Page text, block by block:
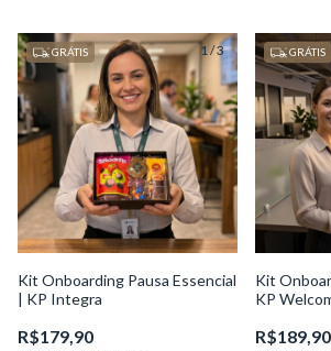
1/3
GRÁTIS
Kit Onboarding Pausa Essencial
| KP Integra
R$179,90
GRÁTIS
Kit
KP
R$189,90